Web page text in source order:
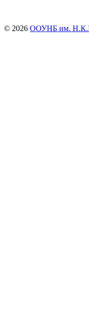
© 2026 ООУНБ им.